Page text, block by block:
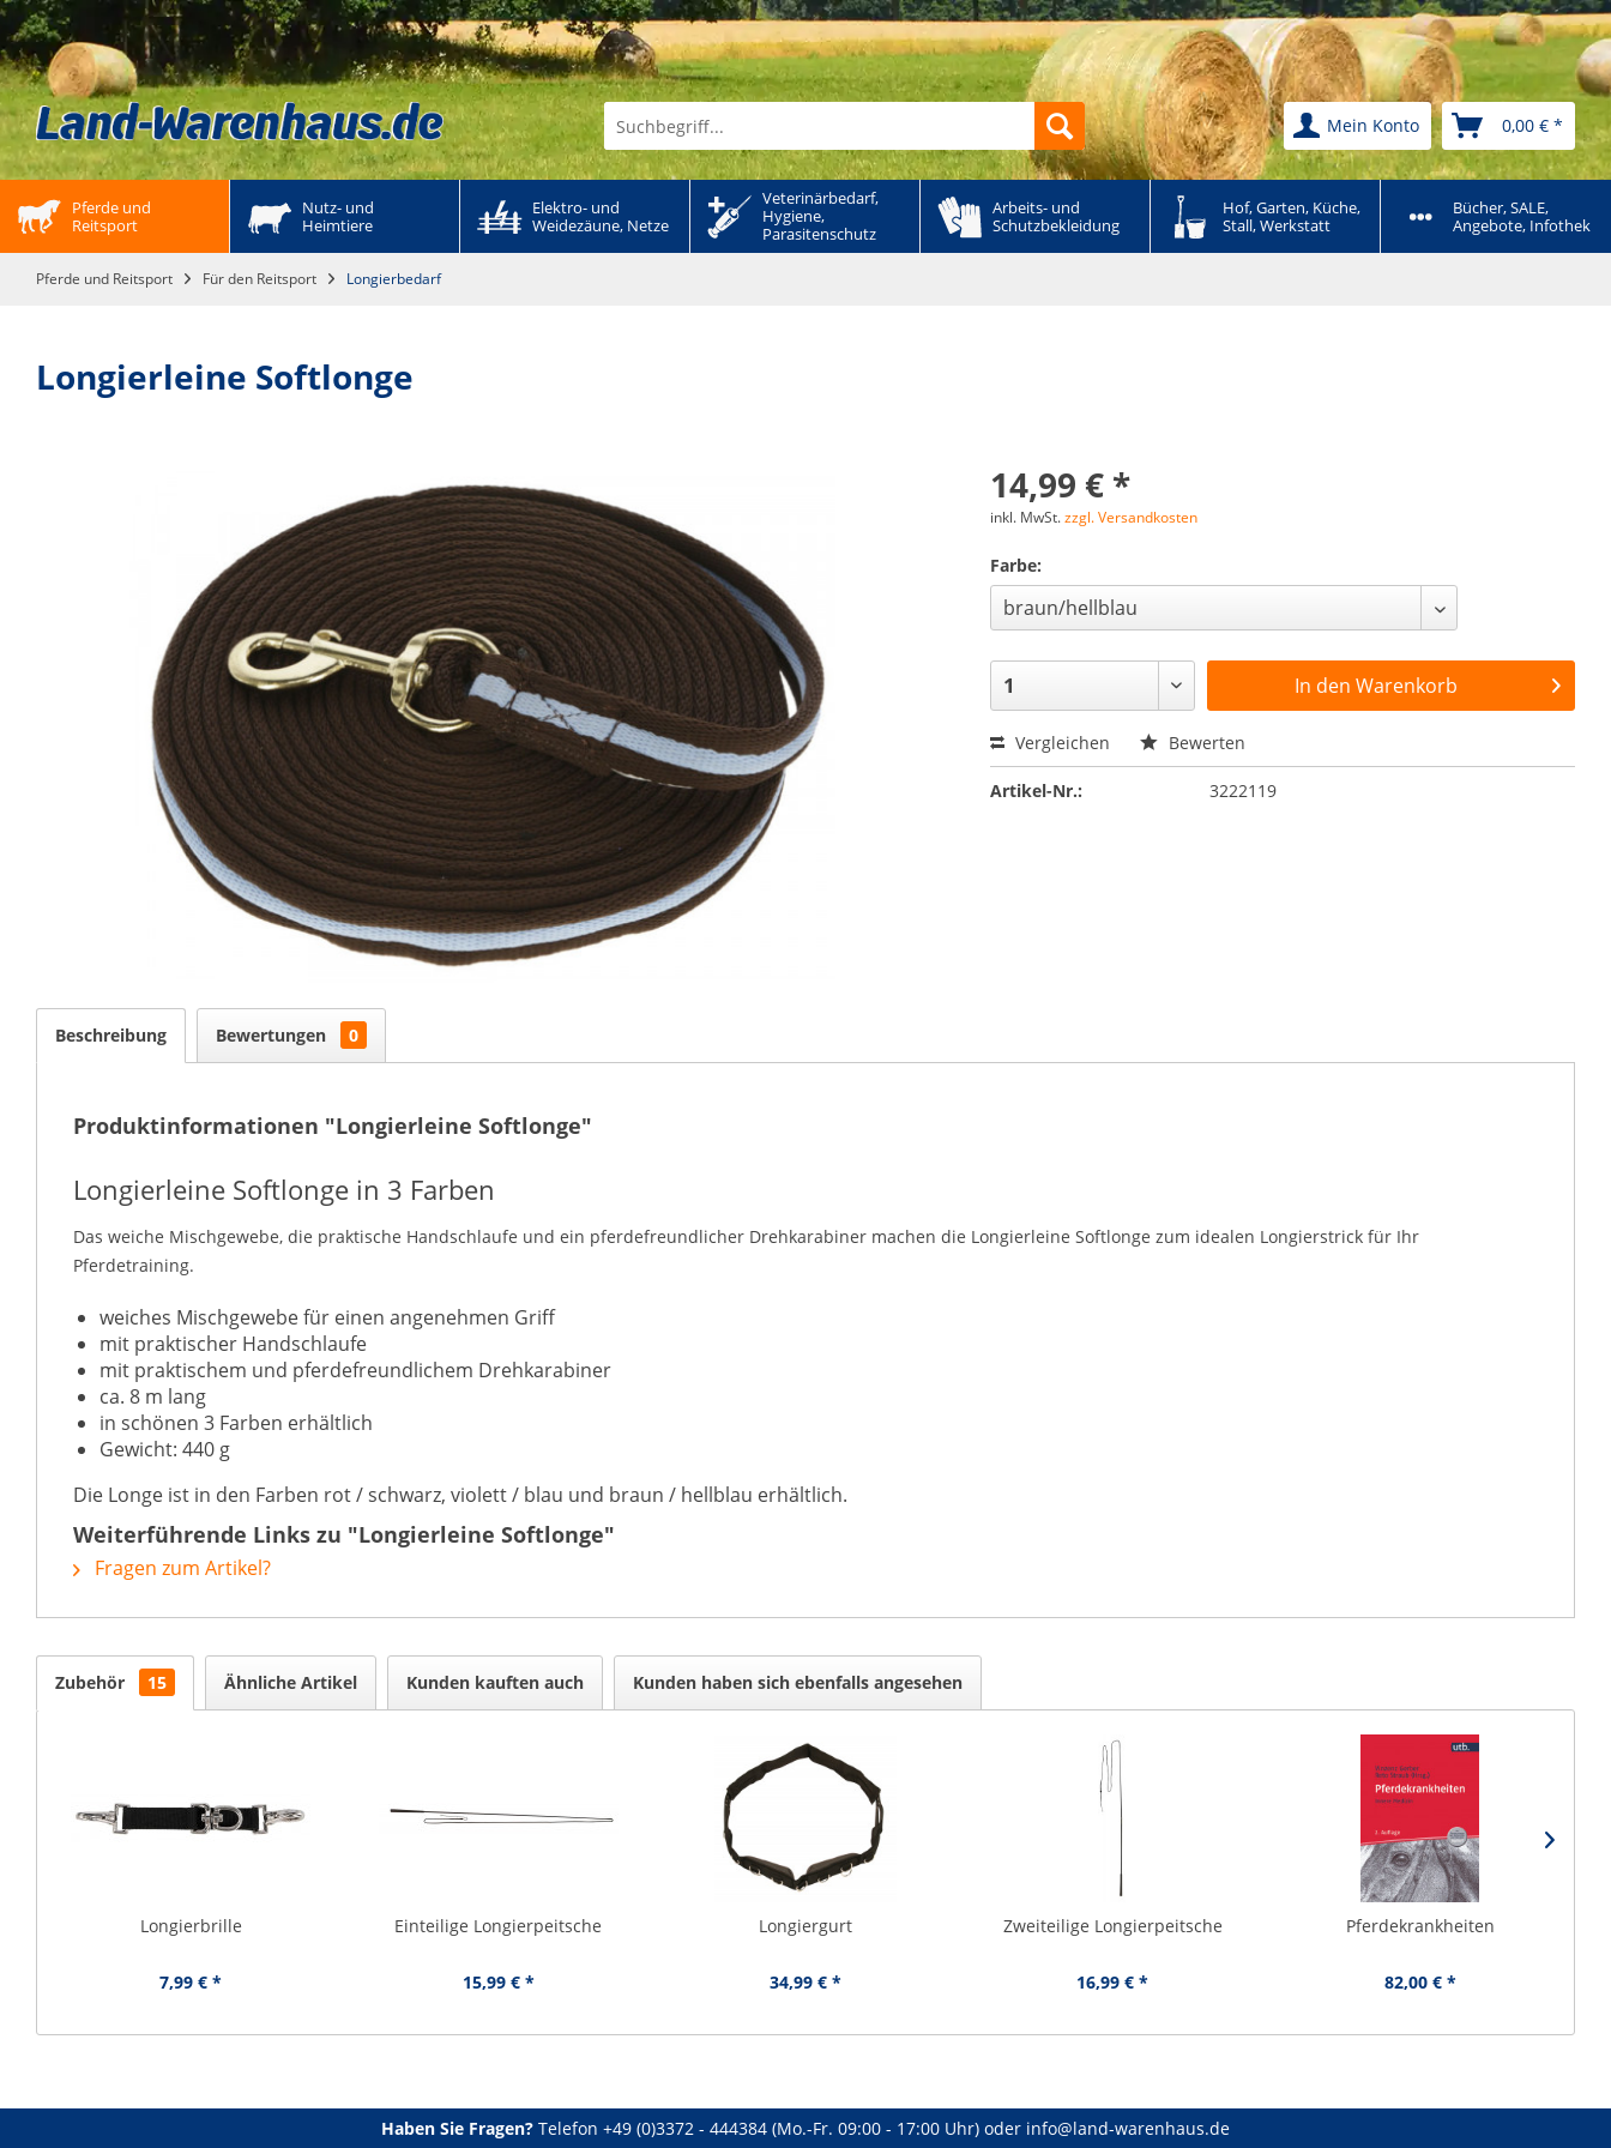
Mein Konto 0,00 € *
Pferde und
Reitsport
Nutz- und
Heimtiere
Elektro- und
Weidezäune, Netze
Veterinärbedarf,
Hygiene,
Parasitenschutz
Arbeits- und
Schutzbekleidung
Hof, Garten, Küche,
Stall, Werkstatt
Bücher, SALE,
Angebote, Infothek
Pferde und Reitsport Für den Reitsport Longierbedarf
Longierleine Softlonge
14,99 € *
inkl. MwSt.zzgl. Versandkosten
Farbe:
In den Warenkorb
Vergleichen Bewerten
Artikel-Nr.: 3222119
Beschreibung Bewertungen 0
Produktinformationen "Longierleine Softlonge"
Longierleine Softlonge in 3 Farben
Das weiche Mischgewebe, die praktische Handschlaufe und ein pferdefreundlicher Drehkarabiner machen die Longierleine Softlonge zum idealen Longierstrick für Ihr
Pferdetraining.
weiches Mischgewebe für einen angenehmen Griff
mit praktischer Handschlaufe
mit praktischem und pferdefreundlichem Drehkarabiner
ca. 8 m lang
in schönen 3 Farben erhältlich
Gewicht: 440 g
Die Longe ist in den Farben rot / schwarz, violett / blau und braun / hellblau erhältlich.
Weiterführende Links zu "Longierleine Softlonge"
Fragen zum Artikel?
Zubehör 15 Ähnliche Artikel Kunden kauften auch Kunden haben sich ebenfalls angesehen
Longierbrille
7,99 € *
Einteilige Longierpeitsche
15,99 € *
Longiergurt
34,99 € *
Zweiteilige Longierpeitsche
16,99 € *
Pferdekrankheiten
82,00 € *
Haben Sie Fragen? Telefon +49 (0)3372 - 444384 (Mo.-Fr. 09:00 - 17:00 Uhr) oder info@land-warenhaus.de